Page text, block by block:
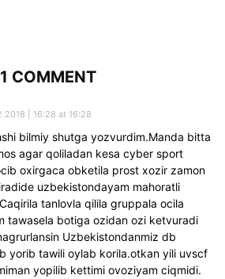
1 COMMENT
| 16:28 at 16:28
bilmiy shutga yozvurdim.Manda bitta
agar qoliladan kesa cyber sport
oxirgaca obketila prost xozir zamon
uzbekistondayam mahoratli
tanlovla qilila gruppala ocila
tawasela botiga ozidan ozi ketvuradi
Uzbekistondanmiz db
yorib tawili oylab korila.otkan yili uvscf
yopilib kettimi ovoziyam ciqmidi.